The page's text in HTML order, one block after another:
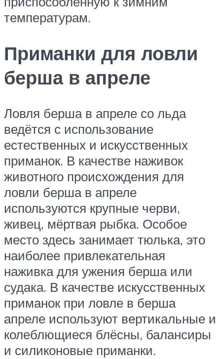
температурам.
Приманки для ловли
берша в апреле
Ловля берша в апреле со льда
ведётся с использование
естественных и искусственных
приманок. В качестве наживок
животного происхождения для
ловли берша в апреле
используются крупные черви,
живец, мёртвая рыбка. Особое
место здесь занимает тюлька, это
наиболее привлекательная
наживка для ужения берша или
судака. В качестве искусственных
приманок при ловле в берша
апреле используют вертикальные и
колеблющиеся блёсны, балансиры
и силиконовые приманки.